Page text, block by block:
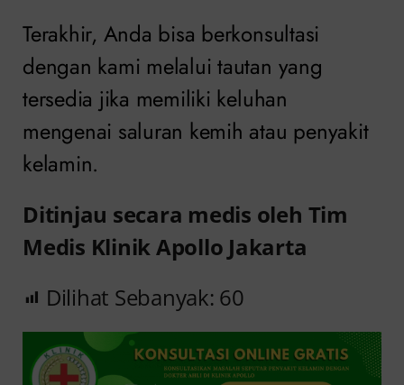
Terakhir, Anda bisa berkonsultasi
dengan kami melalui tautan yang
tersedia jika memiliki keluhan
mengenai saluran kemih atau penyakit
kelamin.
Ditinjau secara medis oleh Tim
Medis Klinik Apollo Jakarta
Dilihat Sebanyak: 60